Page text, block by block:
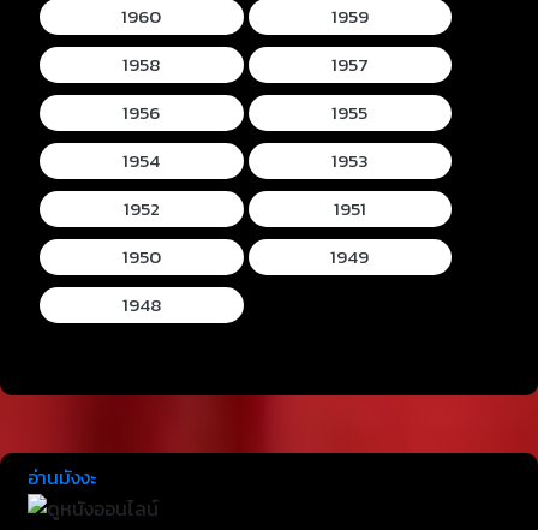
1960
1959
1958
1957
1956
1955
1954
1953
1952
1951
1950
1949
1948
อ่านมังงะ